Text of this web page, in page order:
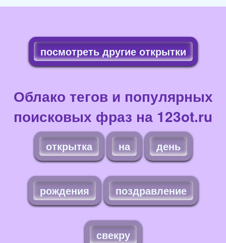
посмотреть другие открытки
Облако тегов и популярных
поисковых фраз на 123ot.ru
открытка на день
рождения поздравление
свекру